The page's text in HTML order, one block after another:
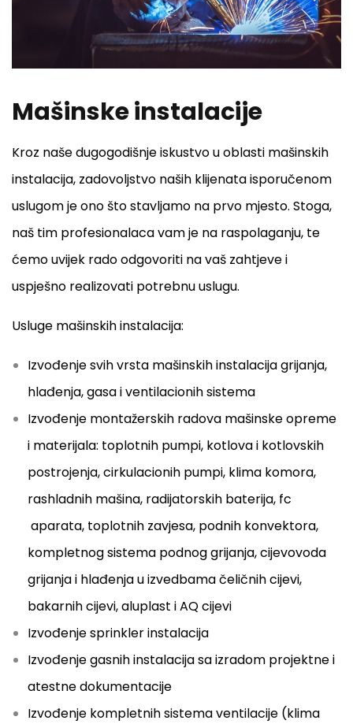
Mašinske instalacije
Kroz naše dugogodišnje iskustvo u oblasti mašinskih
instalacija, zadovoljstvo naših klijenata isporučenom
uslugom je ono što stavljamo na prvo mjesto. Stoga,
naš tim profesionalaca vam je na raspolaganju, te
ćemo uvijek rado odgovoriti na vaš zahtjeve i
uspješno realizovati potrebnu uslugu.
Usluge mašinskih instalacija:
Izvođenje svih vrsta mašinskih instalacija grijanja,
hlađenja, gasa i ventilacionih sistema
Izvođenje montažerskih radova mašinske opreme
i materijala: toplotnih pumpi, kotlova i kotlovskih
postrojenja, cirkulacionih pumpi, klima komora,
rashladnih mašina, radijatorskih baterija, fc
aparata, toplotnih zavjesa, podnih konvektora,
kompletnog sistema podnog grijanja, cijevovoda
grijanja i hlađenja u izvedbama čeličnih cijevi,
bakarnih cijevi, aluplast i AQ cijevi
Izvođenje sprinkler instalacija
Izvođenje gasnih instalacija sa izradom projektne i
atestne dokumentacije
Izvođenje kompletnih sistema ventilacije (klima